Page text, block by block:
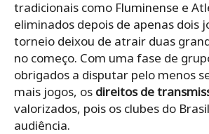
tradicionais como Fluminense e
eliminados depois de apenas dois
torneio deixou de atrair duas
no começo. Com uma fase de
obrigados a disputar pelo menos
mais jogos, os direitos de
valorizados, pois os clubes do
audiência.